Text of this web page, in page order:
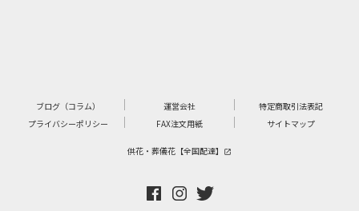
ブログ（コラム） 運営会社
特定商取引法表記
プライバシーポリシー
FAX注文用紙 サイトマップ
供花・葬儀花【全国配達】 launch